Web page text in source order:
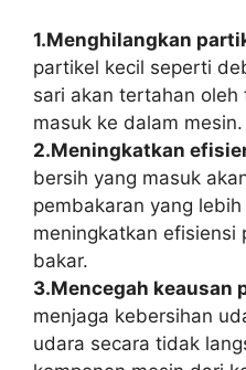
1.Menghilangkan
partikel kecil seperti
sari akan tertahan
masuk ke dalam mesin.
2.Meningkatkan
bersih yang masuk
pembakaran yang
meningkatkan efisiensi
bakar.
3.Mencegah keausan
menjaga kebersihan
udara secara tidak